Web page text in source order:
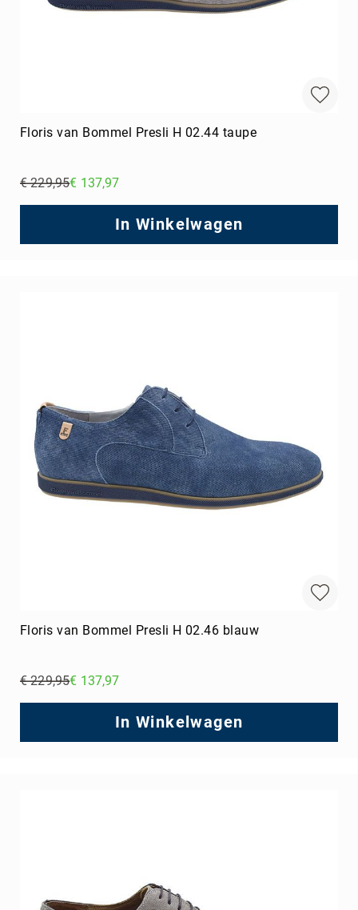
Floris van Bommel Presli H 02.44 taupe
€ 229,95€ 137,97
In Winkelwagen
Floris van Bommel Presli H 02.46 blauw
€ 229,95€ 137,97
In Winkelwagen